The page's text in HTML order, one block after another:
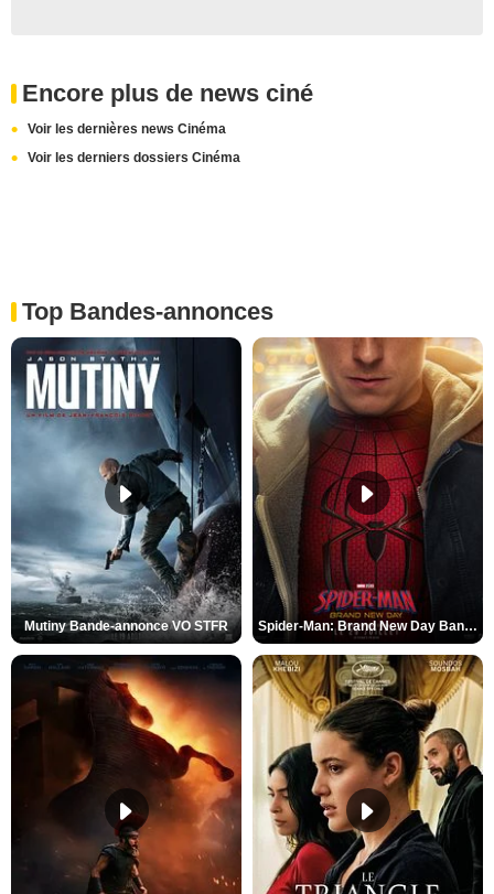
Encore plus de news ciné
Voir les dernières news Cinéma
Voir les derniers dossiers Cinéma
Top Bandes-annonces
Mutiny Bande-annonce VO STFR Spider-Man: Brand New Day Bande-annonce VO STFR